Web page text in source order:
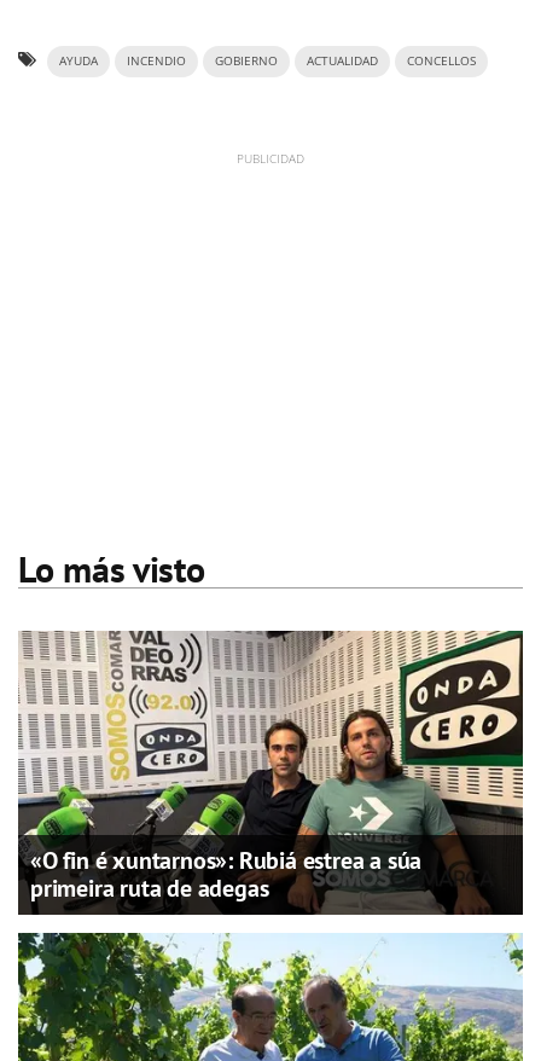
AYUDA INCENDIO GOBIERNO ACTUALIDAD CONCELLOS
Lo más visto
«O fin é xuntarnos»: Rubiá estrea a súa
primeira ruta de adegas